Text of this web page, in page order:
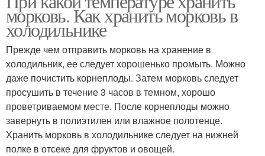
морковь. Как хранить морковь в
холодильнике
Прежде чем отправить морковь на хранение в
холодильник, ее следует хорошенько промыть. Можно
даже почистить корнеплоды. Затем морковь следует
просушить в течение 3 часов в темном, хорошо
проветриваемом месте. После корнеплоды можно
завернуть в полиэтилен или влажное полотенце.
Хранить морковь в холодильнике следует на нижней
полке в отсеке для фруктов и овощей.